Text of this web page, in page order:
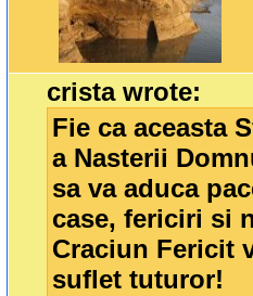
crista wrote:
Fie ca aceasta
a Nasterii
sa va aduca
case, fericiri si
Craciun Fericit
suflet tuturor!